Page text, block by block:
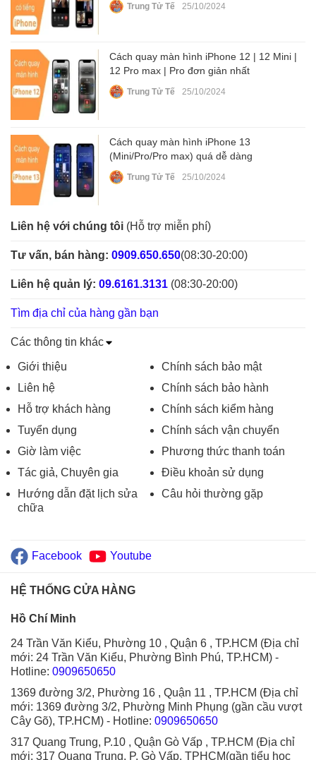
Trung Tử Tế 25/10/2024
Cách quay màn hình iPhone 12 | 12 Mini |
12 Pro max | Pro đơn giản nhất
Trung Tử Tế 25/10/2024
Cách quay màn hình iPhone 13
(Mini/Pro/Pro max) quá dễ dàng
Trung Tử Tế 25/10/2024
Liên hệ với chúng tôi (Hỗ trợ miễn phí)
Tư vấn, bán hàng: 0909.650.650(08:30-20:00)
Liên hệ quản lý: 09.6161.3131 (08:30-20:00)
Tìm địa chỉ của hàng gần bạn
Các thông tin khác
Giới thiệu
Liên hệ
Hỗ trợ khách hàng
Tuyển dụng
Giờ làm việc
Tác giả, Chuyên gia
Hướng dẫn đặt lịch sửa
chữa
Chính sách bảo mật
Chính sách bảo hành
Chính sách kiểm hàng
Chính sách vận chuyển
Phương thức thanh toán
Điều khoản sử dụng
Câu hỏi thường gặp
Facebook Youtube
HỆ THỐNG CỬA HÀNG
Hồ Chí Minh
24 Trần Văn Kiểu, Phường 10 , Quận 6 , TP.HCM (Địa chỉ
mới: 24 Trần Văn Kiểu, Phường Bình Phú, TP.HCM) -
Hotline: 0909650650
1369 đường 3/2, Phường 16 , Quận 11 , TP.HCM (Địa chỉ
mới: 1369 đường 3/2, Phường Minh Phụng (gần cầu vượt
Cây Gõ), TP.HCM) - Hotline: 0909650650
317 Quang Trung, P.10 , Quận Gò Vấp , TP.HCM (Địa chỉ
mới: 317 Quang Trung, P. Gò Vấp, TPHCM(gần tiểu học